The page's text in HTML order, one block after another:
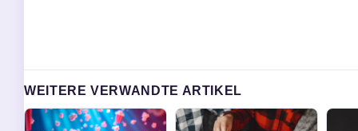
WEITERE VERWANDTE ARTIKEL